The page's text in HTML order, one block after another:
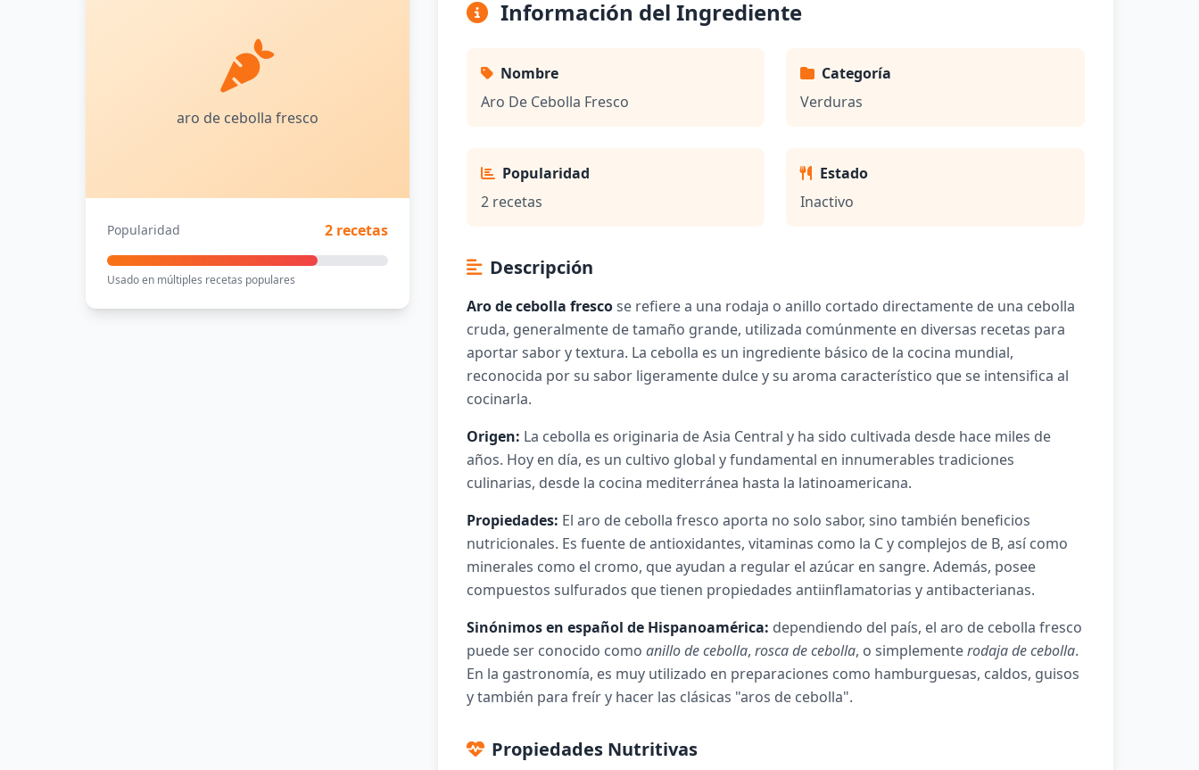
aro de cebolla fresco
Popularidad 2 recetas
Usado en múltiples recetas populares
Información del Ingrediente
Nombre
Aro De Cebolla Fresco
Categoría
Verduras
Popularidad
2 recetas
Estado
Inactivo
Descripción
Aro de cebolla frescose refiere a una rodaja o anillo cortado directamente de una cebolla
cruda, generalmente de tamaño grande, utilizada comúnmente en diversas recetas para
aportar sabor y textura. La cebolla es un ingrediente básico de la cocina mundial,
reconocida por su sabor ligeramente dulce y su aroma característico que se intensifica al
cocinarla.
Origen: La cebolla es originaria de Asia Central y ha sido cultivada desde hace miles de
años. Hoy en día, es un cultivo global y fundamental en innumerables tradiciones
culinarias, desde la cocina mediterránea hasta la latinoamericana.
Propiedades: El aro de cebolla fresco aporta no solo sabor, sino también beneficios
nutricionales. Es fuente de antioxidantes, vitaminas como la C y complejos de B, así como
minerales como el cromo, que ayudan a regular el azúcar en sangre. Además, posee
compuestos sulfurados que tienen propiedades antiinflamatorias y antibacterianas.
Sinónimos en español de Hispanoamérica: dependiendo del país, el aro de cebolla fresco
puede ser conocido como anillo de cebolla, rosca de cebolla, o simplementerodaja de cebolla.
En la gastronomía, es muy utilizado en preparaciones como hamburguesas, caldos, guisos
y también para freír y hacer las clásicas "aros de cebolla".
Propiedades Nutritivas